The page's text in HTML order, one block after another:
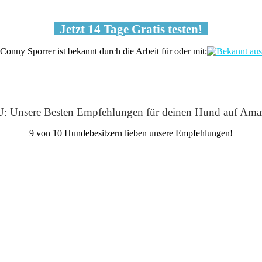
Jetzt 14 Tage Gratis testen!
Conny Sporrer ist bekannt durch die Arbeit für oder mit:
Unsere Besten Empfehlungen für deinen Hund auf
9 von 10 Hundebesitzern lieben unsere Empfehlungen!